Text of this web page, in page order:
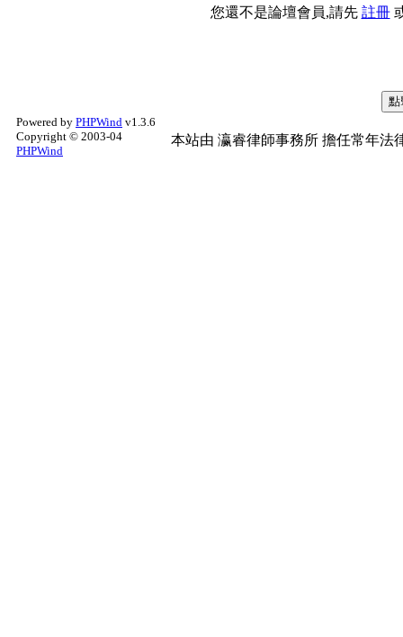
您還不是論壇會員,請先 註冊
Powered by PHPWind v1.3.6
Copyright © 2003-04
PHPWind
本站由 瀛睿律師事務所 擔任常年法